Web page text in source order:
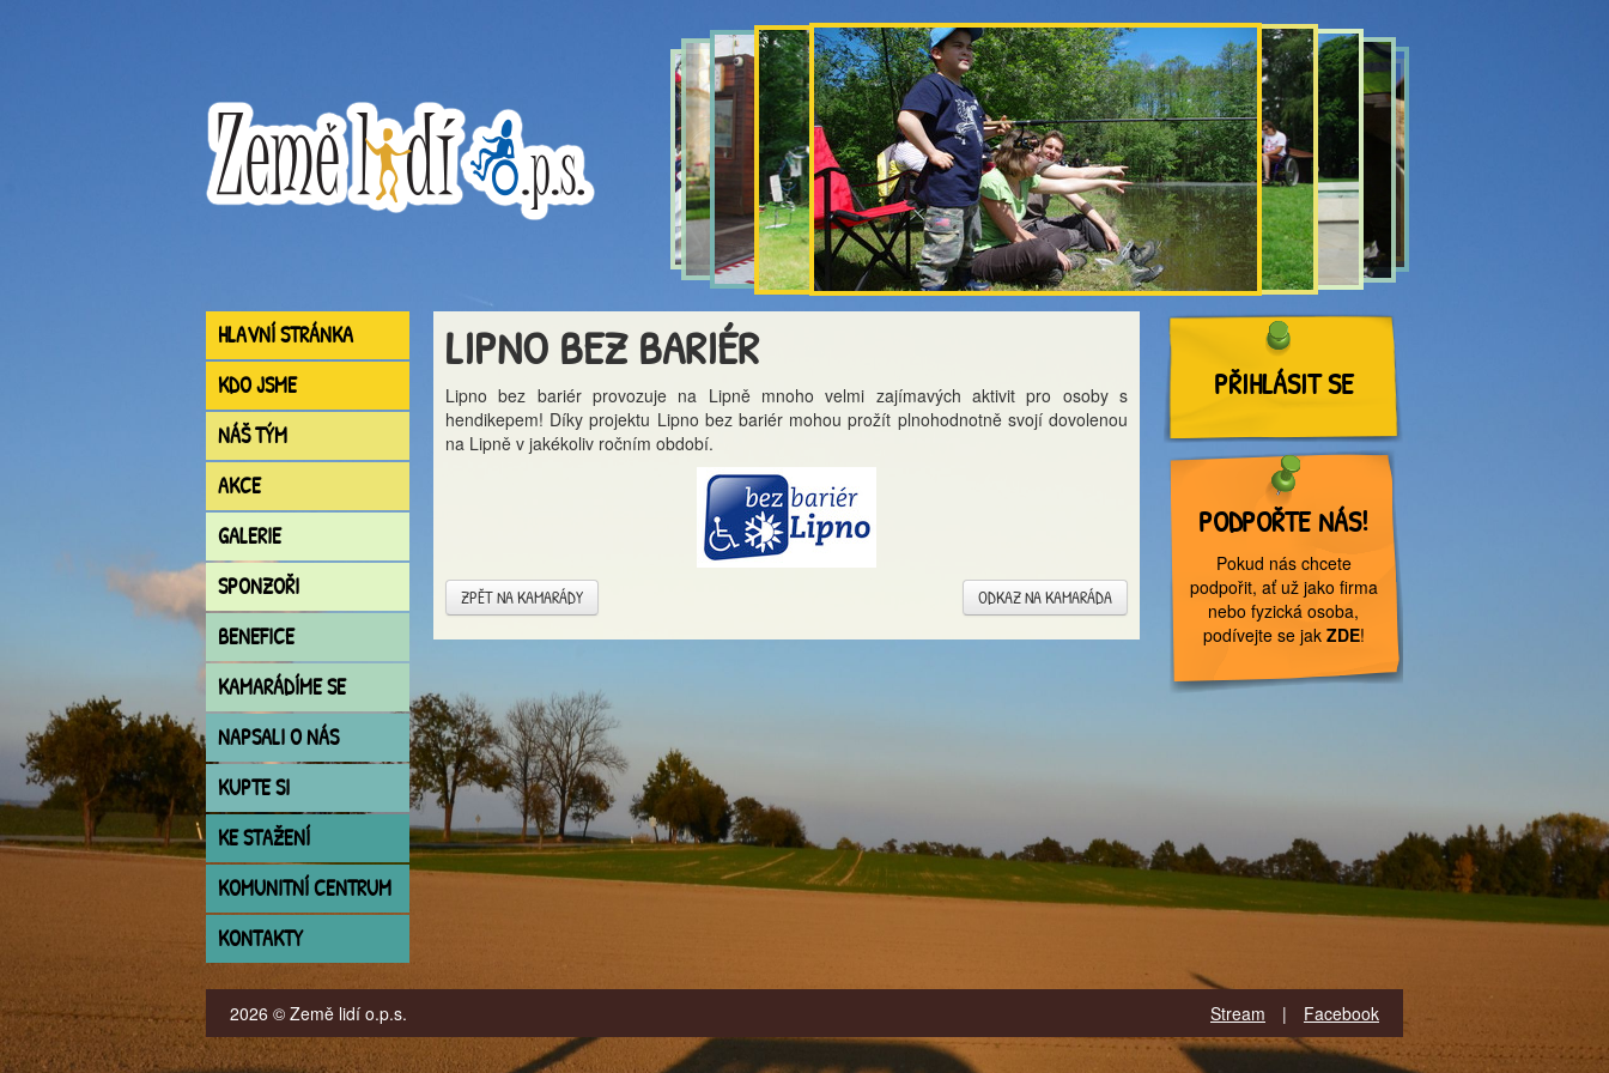
HLAVNÍ STRÁNKA
KDO JSME
NÁŠ TÝM
AKCE
GALERIE
SPONZOŘI
BENEFICE
KAMARÁDÍME SE
NAPSALI O NÁS
KUPTE SI
KE STAŽENÍ
KOMUNITNÍ CENTRUM
KONTAKTY
LIPNO BEZ BARIÉR
Lipno bez bariér provozuje na Lipně mnoho velmi zajímavých aktivit pro osoby s
hendikepem! Díky projektu Lipno bez bariér mohou prožít plnohodnotně svojí dovolenou
na Lipně v jakékoliv ročním období.
ZPĚT NA KAMARÁDY ODKAZ NA KAMARÁDA
PŘIHLÁSIT SE
PODPOŘTE NÁS!
Pokud nás chcete
podpořit, ať už jako firma
nebo fyzická osoba,
podívejte se jak ZDE!
2026 © Země lidí o.p.s. Stream | Facebook